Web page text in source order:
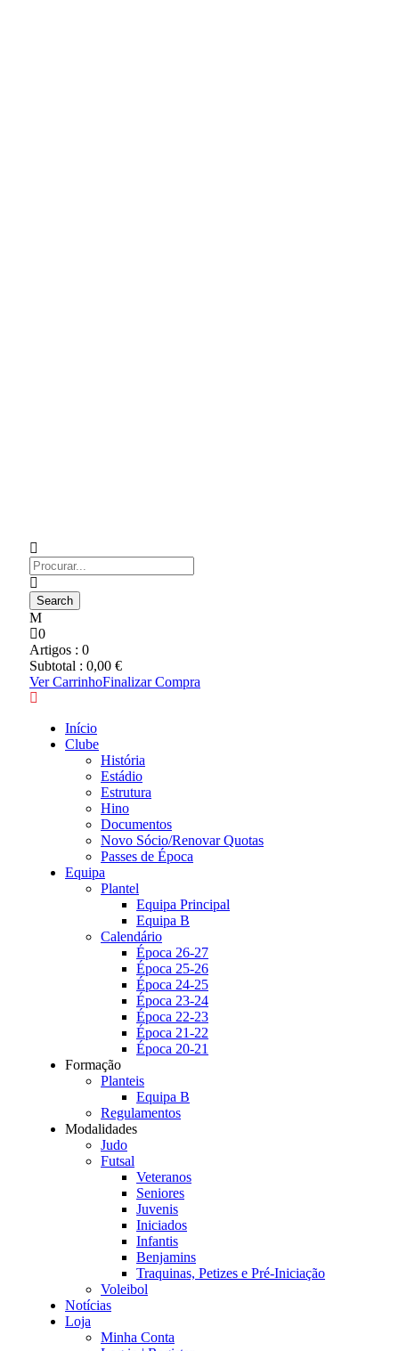
0
Artigos : 0
Subtotal : 0,00 €
Ver CarrinhoFinalizar Compra
Início
Clube
História
Estádio
Estrutura
Hino
Documentos
Novo Sócio/Renovar Quotas
Passes de Época
Equipa
Plantel
Equipa Principal
Equipa B
Calendário
Época 26-27
Época 25-26
Época 24-25
Época 23-24
Época 22-23
Época 21-22
Época 20-21
Formação
Planteis
Equipa B
Regulamentos
Modalidades
Judo
Futsal
Veteranos
Seniores
Juvenis
Iniciados
Infantis
Benjamins
Traquinas, Petizes e Pré-Iniciação
Voleibol
Notícias
Loja
Minha Conta